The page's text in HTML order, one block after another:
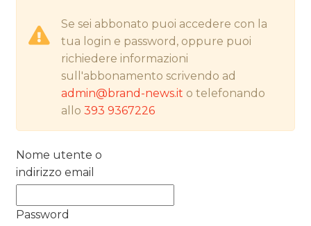
RICERCHE
PREVISIONI/SCENARI
NORMATIVE
CASE HISTORY
OPINIONI
Se sei abbonato puoi accedere con la
tua login e password, oppure puoi
richiedere informazioni
sull'abbonamento scrivendo ad
admin@brand-news.it o telefonando
allo393 9367226
Nome utente o
indirizzo email
Password